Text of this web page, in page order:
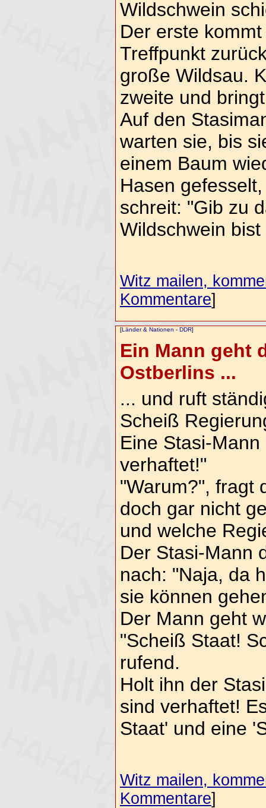
Wildschwein
Der erste
Treffpunkt
große Wildsau.
zweite und
Auf den
warten sie, bis
einem Baum
Hasen
schreit: "Gib zu
Wildschwein
Witz mailen,
Kommentare]
[Länder & Nationen - DDR]
Ein Mann geht
Ostberlins ...
... und ruft
Scheiß
Eine Stasi-
verhaftet!"
"Warum?", fragt
doch gar nicht
und welche
Der Stasi-Mann
nach: "Naja, da
sie können
Der Mann geht
"Scheiß Staat!
rufend.
Holt ihn der
sind verhaftet!
Staat' und eine
Witz mailen,
Kommentare]